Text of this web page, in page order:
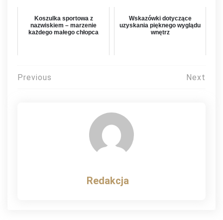
Koszulka sportowa z
nazwiskiem – marzenie
każdego małego chłopca
Wskazówki dotyczące
uzyskania pięknego wyglądu
wnętrz
Nawigacja
Previous Next
Redakcja